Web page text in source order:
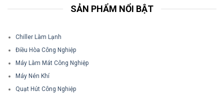
SẢN PHẨM NỔI BẬT
Chiller Làm Lạnh
Điều Hòa Công Nghiệp
Máy Làm Mát Công Nghiệp
Máy Nén Khí
Quạt Hút Công Nghiệp